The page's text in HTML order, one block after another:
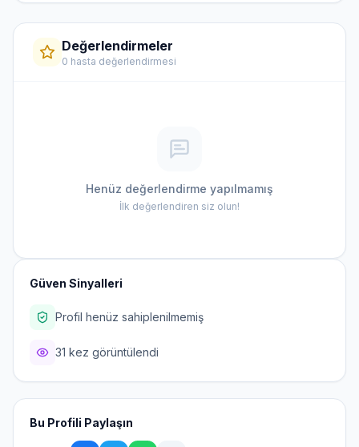
Değerlendirmeler
0 hasta değerlendirmesi
Henüz değerlendirme yapılmamış
İlk değerlendiren siz olun!
Güven Sinyalleri
Profil henüz sahiplenilmemiş
31 kez görüntülendi
Bu Profili Paylaşın